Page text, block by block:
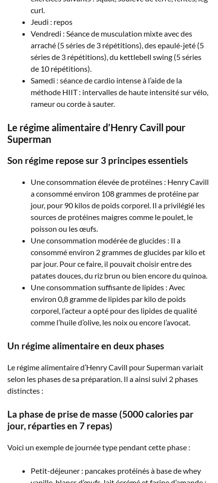
curl.
Jeudi : repos
Vendredi : Séance de musculation mixte avec des
arraché (5 séries de 3 répétitions), des epaulé-jeté (5
séries de 3 répétitions), du kettlebell swing (5 séries
de 10 répétitions).
Samedi : séance de cardio intense à l’aide de la
méthode HIIT : intervalles de haute intensité sur vélo,
rameur ou corde à sauter.
Le régime alimentaire d’Henry Cavill pour
Superman
Son régime repose sur 3 principes essentiels
Une consommation élevée de protéines : Henry Cavill
a consommé environ 108 grammes de protéine par
jour, pour 90 kilos de poids corporel. Il a privilégié les
sources de protéines maigres comme le poulet, le
poisson ou les œufs.
Une consommation modérée de glucides : Il a
consommé environ 2 grammes de glucides par kilo et
par jour. Pour ce faire, il pouvait choisir entre des
patates douces, du riz brun ou bien encore du quinoa.
Une consommation suffisante de lipides : Avec
environ 0,8 gramme de lipides par kilo de poids
corporel, l’acteur a opté pour des lipides de qualité
comme l’huile d’olive, les noix ou encore l’avocat.
Un régime alimentaire en deux phases
Le régime alimentaire d’Henry Cavill pour Superman variait
selon les phases de sa préparation. Il a ainsi suivi 2 phases
distinctes :
La phase de prise de masse (5000 calories par
jour, réparties en 7 repas)
Voici un exemple de journée type pendant cette phase :
Petit-déjeuner : pancakes protéinés à base de whey